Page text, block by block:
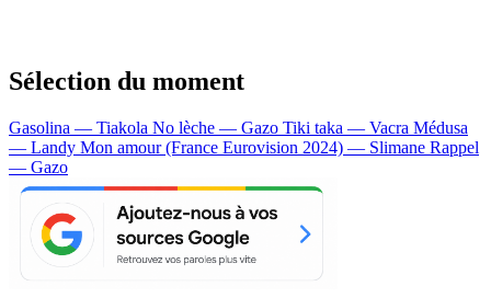
Sélection du moment
Gasolina — Tiakola No lèche — Gazo Tiki taka — Vacra Médusa
— Landy Mon amour (France Eurovision 2024) — Slimane Rappel
— Gazo